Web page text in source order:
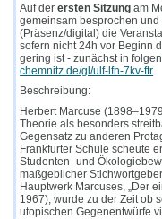
Auf derersten Sitzung am
gemeinsam besprochen
(Präsenz/digital) die
sofern nicht 24h vor Beginn
gering ist - zunächst in
chemnitz.de/gl/ulf-lfn-7kv-ftr
Beschreibung:
Herbert Marcuse
Theorie als besonders
Gegensatz zu anderen
Frankfurter Schule scheute
Studenten- und
maßgeblicher
Hauptwerk Marcuses, „Der
1967), wurde zu der Zeit ob
utopischen Gegenentwürfe